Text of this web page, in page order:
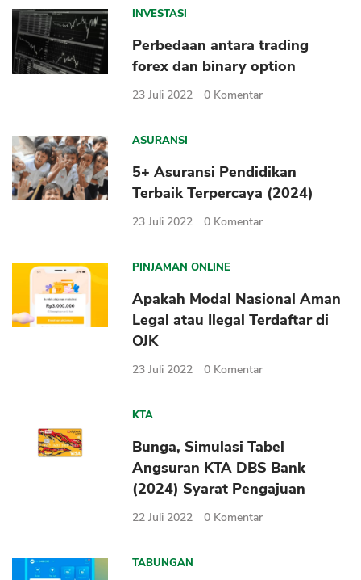
INVESTASI
Perbedaan antara trading
forex dan binary option
23 Juli 2022 0 Komentar
ASURANSI
5+ Asuransi Pendidikan
Terbaik Terpercaya (2024)
23 Juli 2022 0 Komentar
PINJAMAN ONLINE
Apakah Modal Nasional Aman
Legal atau Ilegal Terdaftar di
OJK
23 Juli 2022 0 Komentar
KTA
Bunga, Simulasi Tabel
Angsuran KTA DBS Bank
(2024) Syarat Pengajuan
22 Juli 2022 0 Komentar
TABUNGAN